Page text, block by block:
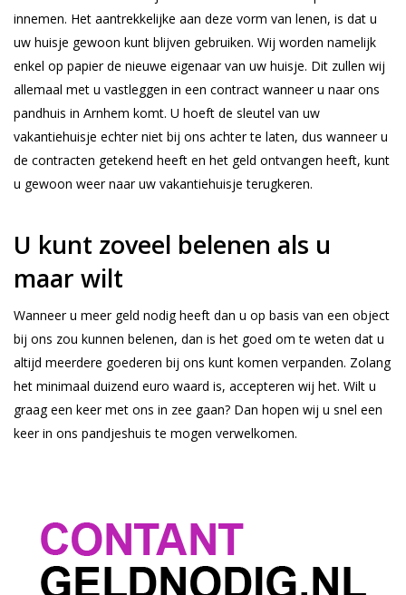
innemen. Het aantrekkelijke aan deze vorm van lenen, is dat u
uw huisje gewoon kunt blijven gebruiken. Wij worden namelijk
enkel op papier de nieuwe eigenaar van uw huisje. Dit zullen wij
allemaal met u vastleggen in een contract wanneer u naar ons
pandhuis in Arnhem komt. U hoeft de sleutel van uw
vakantiehuisje echter niet bij ons achter te laten, dus wanneer u
de contracten getekend heeft en het geld ontvangen heeft, kunt
u gewoon weer naar uw vakantiehuisje terugkeren.
U kunt zoveel belenen als u
maar wilt
Wanneer u meer geld nodig heeft dan u op basis van een object
bij ons zou kunnen belenen, dan is het goed om te weten dat u
altijd meerdere goederen bij ons kunt komen verpanden. Zolang
het minimaal duizend euro waard is, accepteren wij het. Wilt u
graag een keer met ons in zee gaan? Dan hopen wij u snel een
keer in ons pandjeshuis te mogen verwelkomen.